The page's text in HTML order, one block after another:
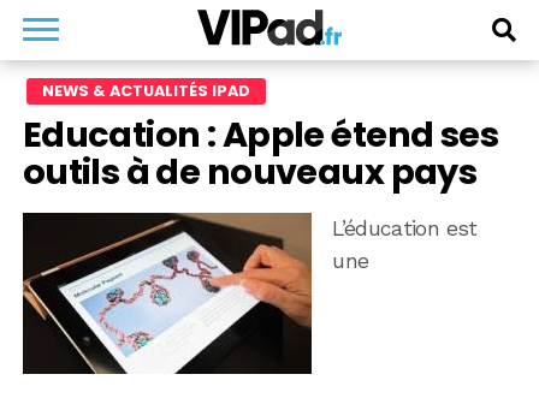
NEWS & ACTUALITÉS IPAD
Education : Apple étend ses
outils à de nouveaux pays
L’éducation est
une